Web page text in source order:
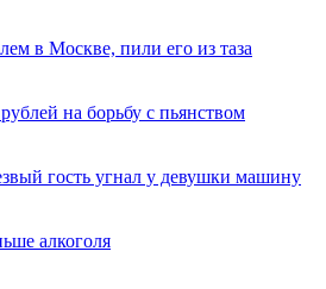
в Москве, пили его из таза
на борьбу с пьянством
гость угнал у девушки машину
алкоголя